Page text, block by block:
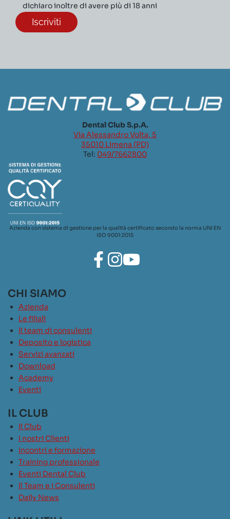
dichiaro inoltre di avere più di 18 anni
Dental Club S.p.A.
Via Alessandro Volta, 5
35010 Limena (PD)
Tel: 049/7662800
Azienda con sistema di gestione per la qualità certificato secondo la norma UNI EN
ISO 9001:2015
CHI SIAMO
Azienda
Le filiali
Il team di consulenti
Deposito e logistica
Servizi avanzati
Download
Academy
Eventi
IL CLUB
Il Club
I nostri Clienti
Incontri e formazione
Training professionale
Eventi Dental Club
Il Team e i Consulenti
Daily News